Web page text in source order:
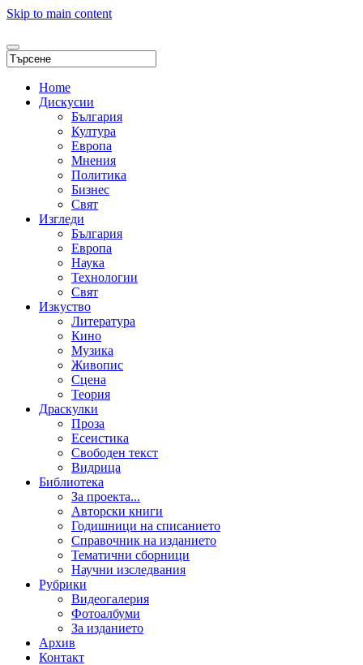
Skip to main content
Home
Дискусии
България
Култура
Европа
Мнения
Политика
Бизнес
Свят
Изгледи
България
Европа
Наука
Технологии
Свят
Изкуство
Литература
Кино
Музика
Живопис
Сцена
Теория
Драскулки
Проза
Есеистика
Свободен текст
Видрица
Библиотека
За проекта...
Авторски книги
Годишници на списанието
Справочник на изданието
Тематични сборници
Научни изследвания
Рубрики
Видеогалерия
Фотоалбуми
За изданието
Архив
Контакт